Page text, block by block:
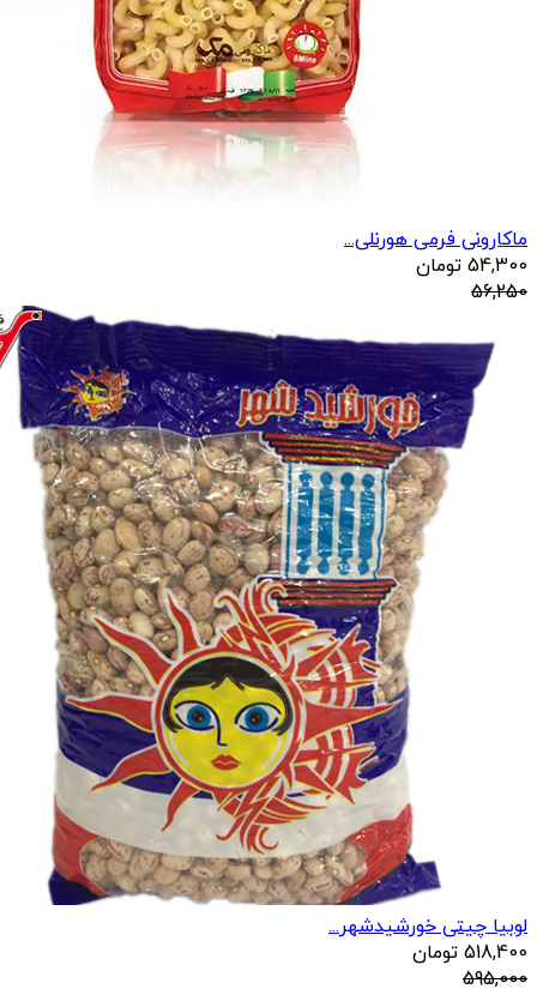
ماکارونی فرمی هورنلی...
54,300 تومان
56,250
لوبیا چیتی خورشیدشهر...
518,400 تومان
595,000